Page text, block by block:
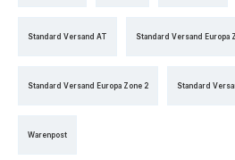
Standard Versand AT Standard Versand Europa
Standard Versand Europa Zone 2 Standard
Warenpost